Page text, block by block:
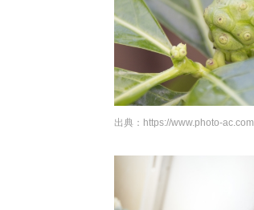
出典： https://www.photo-ac.com